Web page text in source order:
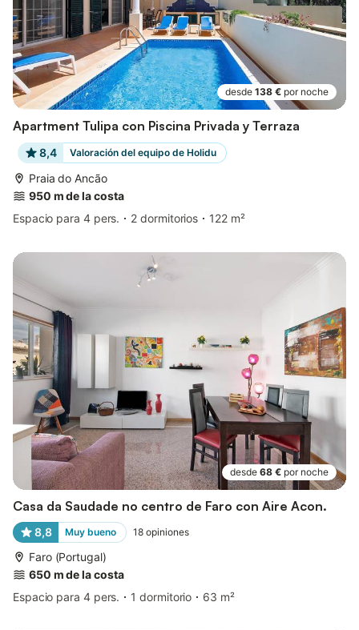
desde 138 € por noche
Apartment Tulipa con Piscina Privada y Terraza
8,4 Valoración del equipo de Holidu
Praia do Ancão
950 m de la costa
Espacio para 4 pers.
2 dormitorios 122 m²
desde 68 € por noche
Casa da Saudade no centro de Faro con Aire Acon.
8,8 Muy bueno 18 opiniones
Faro (Portugal)
650 m de la costa
Espacio para 4 pers.
1 dormitorio 63 m²